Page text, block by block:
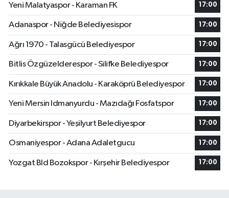
Yeni Malatyaspor - Karaman FK
17:00
Adanaspor - Niğde Belediyesispor 17:00
Ağrı 1970 - Talasgücü Belediyespor 17:00
Bitlis Özgüzelderespor - Silifke Belediyespor 17:00
Kırıkkale Büyük Anadolu - Karaköprü Belediyespor 17:00
Yeni Mersin Idmanyurdu - Mazıdağı Fosfatspor 17:00
Diyarbekirspor - Yeşilyurt Belediyespor 17:00
Osmaniyespor - Adana Adaletgucu 17:00
Yozgat Bld Bozokspor - Kırşehir Belediyespor 17:00